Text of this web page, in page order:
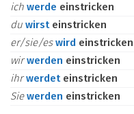
ich werde einstricken
du wirst einstricken
er/sie/eswird einstricken
wirwerden einstricken
ihrwerdet einstricken
Siewerden einstricken